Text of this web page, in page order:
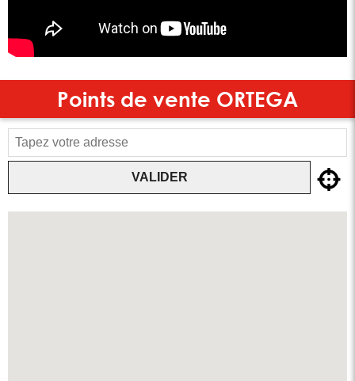
Points de vente ORTEGA
VALIDER